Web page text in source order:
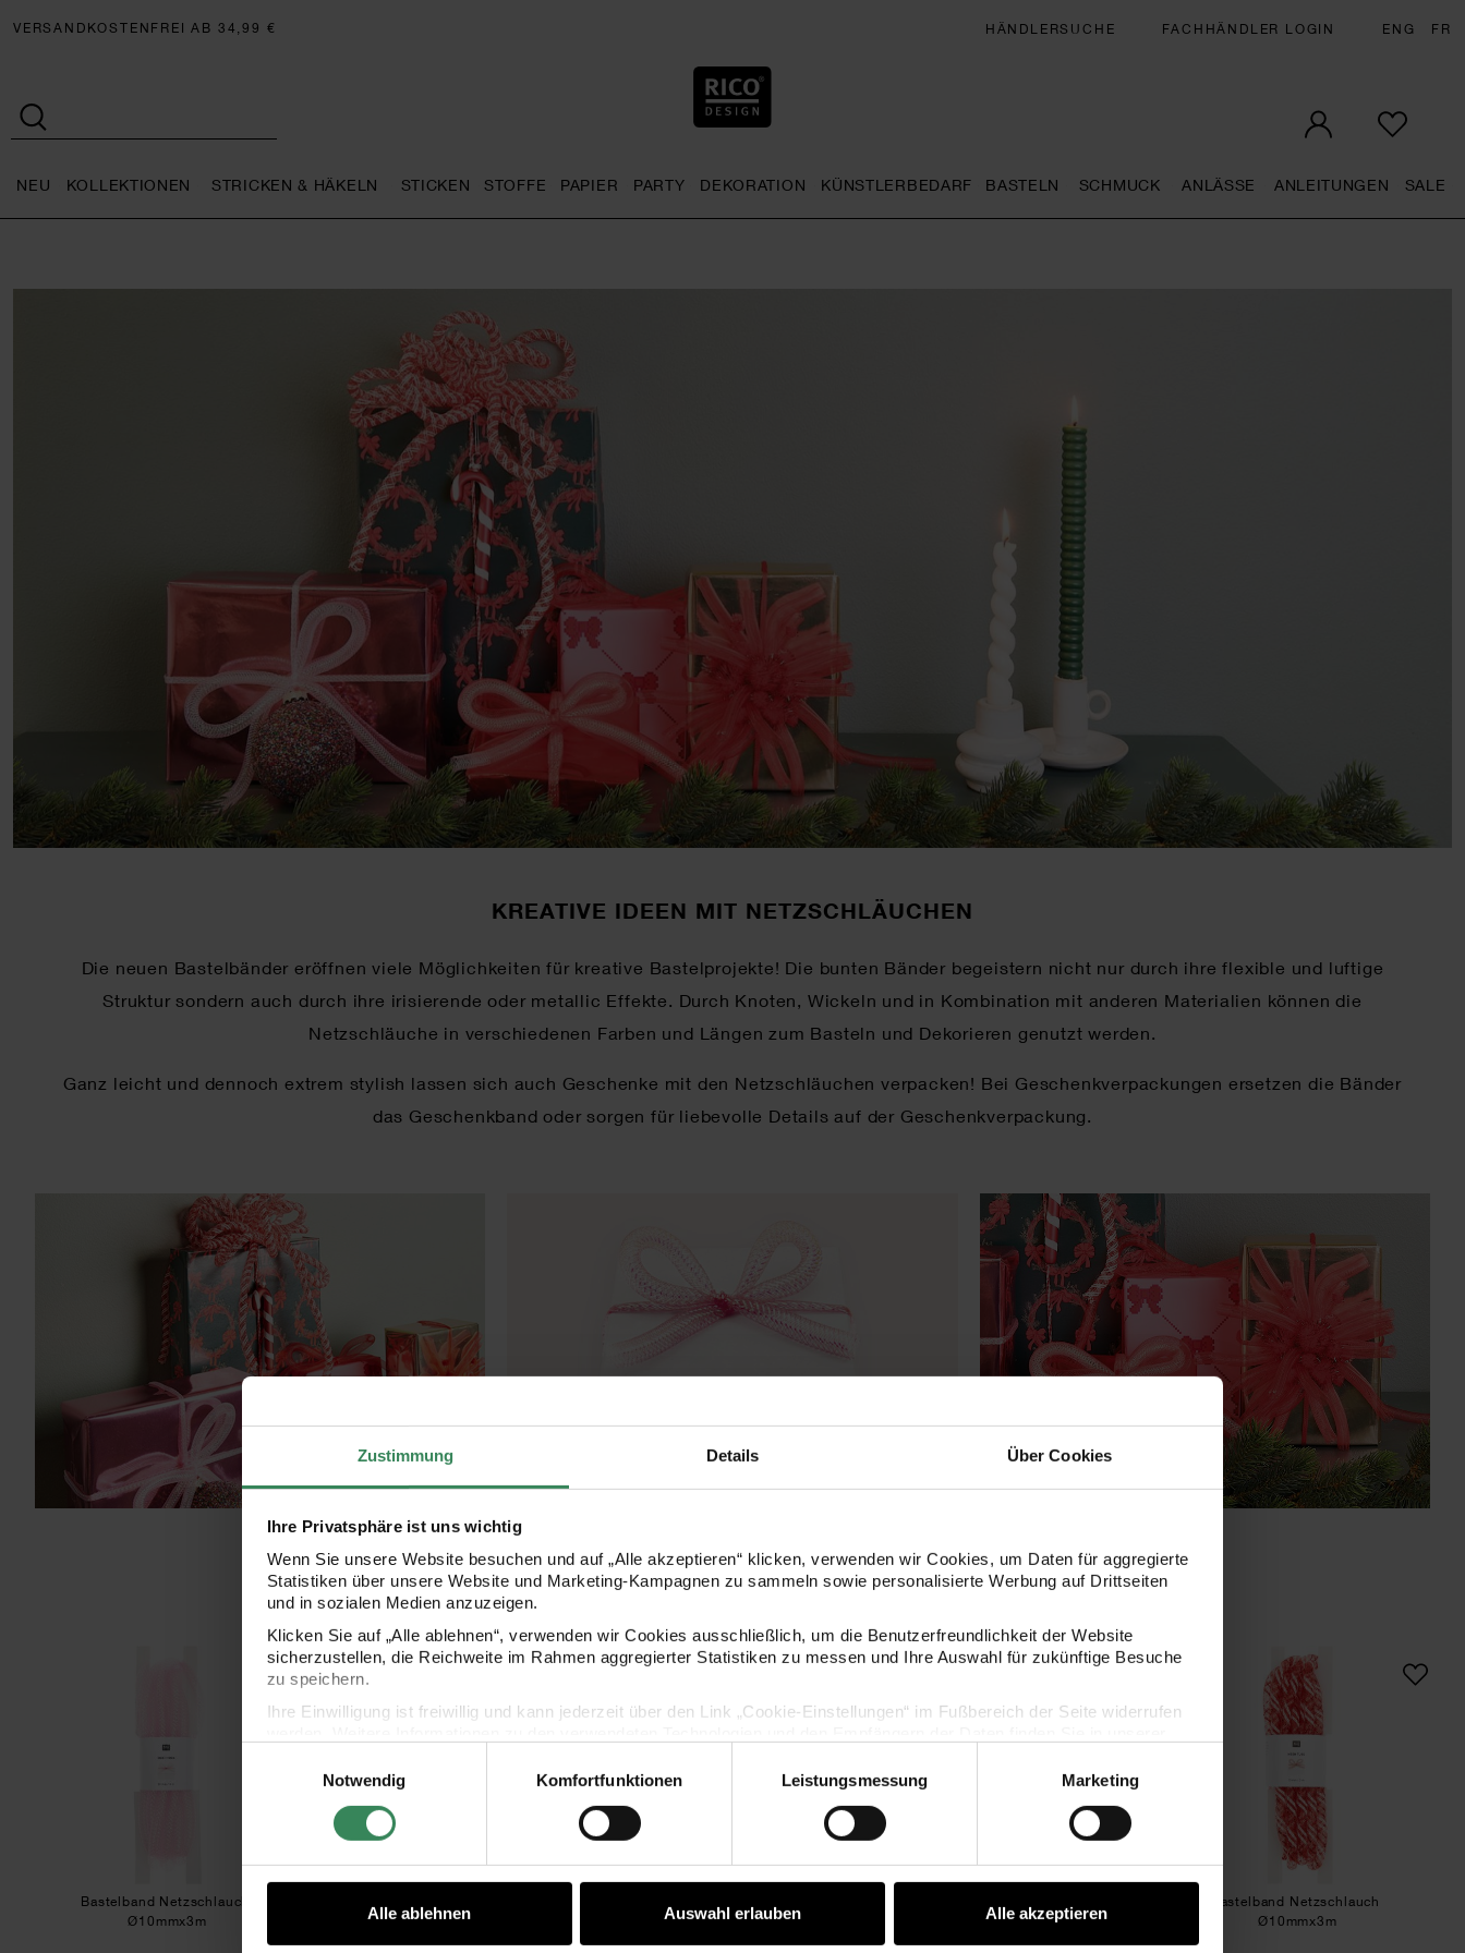
Zustimmung Details Über Cookies
Ihre Privatsphäre ist uns wichtig
Wenn Sie unsere Website besuchen und auf „Alle akzeptieren“ klicken, verwenden wir Cookies, um Daten für aggregierte
Statistiken über unsere Website und Marketing-Kampagnen zu sammeln sowie personalisierte Werbung auf Drittseiten
und in sozialen Medien anzuzeigen.
Klicken Sie auf „Alle ablehnen“, verwenden wir Cookies ausschließlich, um die Benutzerfreundlichkeit der Website
sicherzustellen, die Reichweite im Rahmen aggregierter Statistiken zu messen und Ihre Auswahl für zukünftige Besuche
zu speichern.
Ihre Einwilligung ist freiwillig und kann jederzeit über den Link „Cookie-Einstellungen“ im Fußbereich der Seite widerrufen
Impressum
Datenschutz Vertrag widerrufen
Notwendig
Komfortfunktionen Leistungsmessung Marketing
Alle ablehnen Auswahl erlauben Alle akzeptieren
VERSANDKOSTENFREI AB 34,99 € HÄNDLERSUCHE FACHHÄNDLER LOGIN ENG FR
NEU KOLLEKTIONEN STRICKEN & HÄKELN STICKEN STOFFE PAPIER PARTY DEKORATION KÜNSTLERBEDARF BASTELN SCHMUCK ANLÄSSE ANLEITUNGEN SALE
KREATIVE IDEEN MIT NETZSCHLÄUCHEN
Die neuen Bastelbänder eröffnen viele Möglichkeiten für kreative Bastelprojekte! Die bunten Bänder begeistern nicht nur durch ihre flexible und luftige
Struktur sondern auch durch ihre irisierende oder metallic Effekte. Durch Knoten, Wickeln und in Kombination mit anderen Materialien können die
Netzschläuche in verschiedenen Farben und Längen zum Basteln und Dekorieren genutzt werden.
Ganz leicht und dennoch extrem stylish lassen sich auch Geschenke mit den Netzschläuchen verpacken! Bei Geschenkverpackungen ersetzen die Bänder
das Geschenkband oder sorgen für liebevolle Details auf der Geschenkverpackung.
BASTELBAND NETZSCHLAUCH
Bastelband Netzschlauch
Bastelband Netzschlauch
Ø10mmx3m
Bastelband Netzschlauch
Ø10mmx3m
Bastelband Netzschlauch
Ø10mmx3m
Bastelband Netzschlauch
Ø20mmx2,5m
Bastelband
Bastelband Netzschlauch
Ø10mmx3m